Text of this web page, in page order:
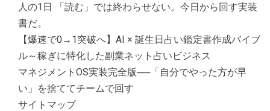
人の1日 「読む」では終わらせない。今日から回す実装
書だ。
【爆速で0→1突破へ】AI × 誕生日占い鑑定書作成バイブ
ル～稼ぎに特化した副業ネット占いビジネス
マネジメントOS実装完全版──「自分でやった方が早
い」を捨ててチームで回す
サイトマップ